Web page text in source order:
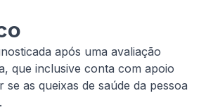
após uma avaliação
que inclusive conta com apoio
as queixas de saúde da pessoa